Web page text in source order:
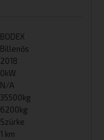
BODEX
Billenős
2018
0kW
N/A
35500kg
6200kg
Szürke
1 km